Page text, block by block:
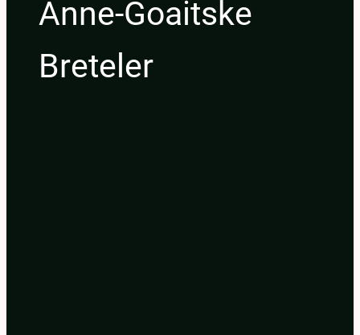
Anne-Goaitske
Breteler